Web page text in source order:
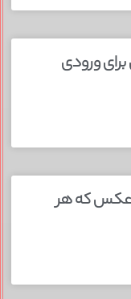
طرح خفن برای ورودی
رشته ای نما دار شیک؛ ۱۵ عکس که هر